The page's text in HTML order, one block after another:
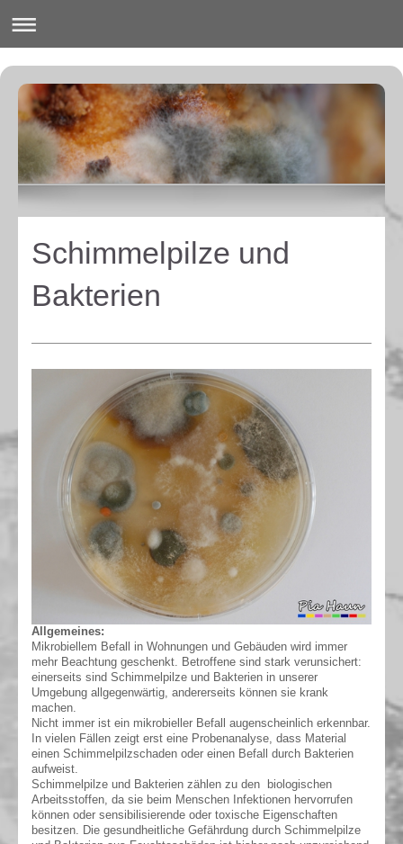
Schimmelpilze und
Bakterien
All gemeines:
Mikrobiellem Befall in Wohnungen und Gebäuden wird immer
mehr Beachtung geschenkt. Betroffene sind stark verunsichert:
einerseits sind Schimmelpilze und Bakterien in unserer
Umgebung allgegenwärtig, andererseits können sie krank
machen.
Nicht immer ist ein mikrobieller Befall augenscheinlich erkennbar.
In vielen Fällen zeigt erst eine Probenanalyse, dass Material
einen Schimmelpilzschaden oder einen Befall durch Bakterien
aufweist.
Schimmelpilze und Bakterien zählen zu den biologischen
Arbeitsstoffen, da sie beim Menschen Infektionen hervorrufen
können oder sensibilisierende oder toxische Eigenschaften
besitzen. Die gesundheitliche Gefährdung durch Schimmelpilze